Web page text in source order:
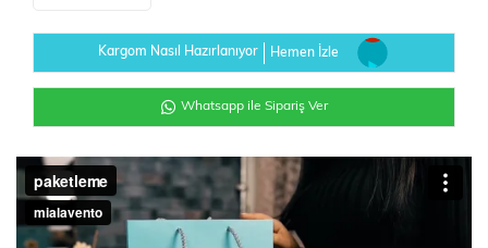
Kargom Nasıl Hazırlanıyor Hemen İzle
Whatsapp ile Sipariş Ver